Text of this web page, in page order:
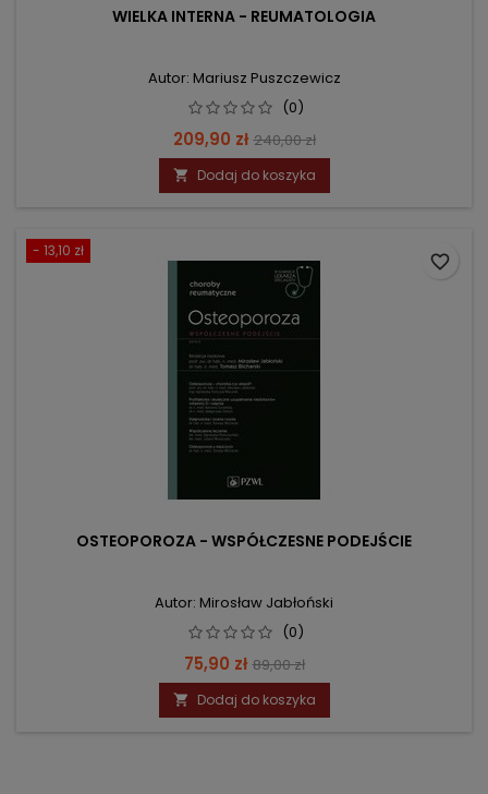
WIELKA INTERNA - REUMATOLOGIA
Autor: Mariusz Puszczewicz
(0)
Cena
209,90 zł Cena
podstawowa
240,00 zł
 Dodaj do koszyka
- 13,10 zł
OSTEOPOROZA - WSPÓŁCZESNE PODEJŚCIE
Autor: Mirosław Jabłoński
(0)
Cena
75,90 zł Cena
podstawowa
89,00 zł
 Dodaj do koszyka
favorite_border